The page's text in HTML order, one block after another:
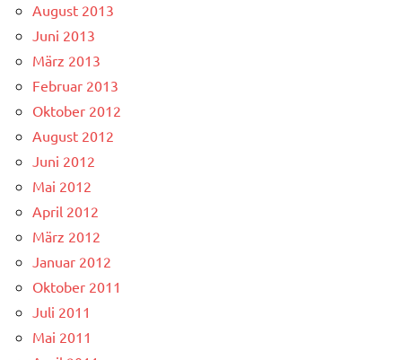
August 2013
Juni 2013
März 2013
Februar 2013
Oktober 2012
August 2012
Juni 2012
Mai 2012
April 2012
März 2012
Januar 2012
Oktober 2011
Juli 2011
Mai 2011